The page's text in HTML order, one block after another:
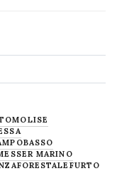
MARINO
FORESTALE FURTO